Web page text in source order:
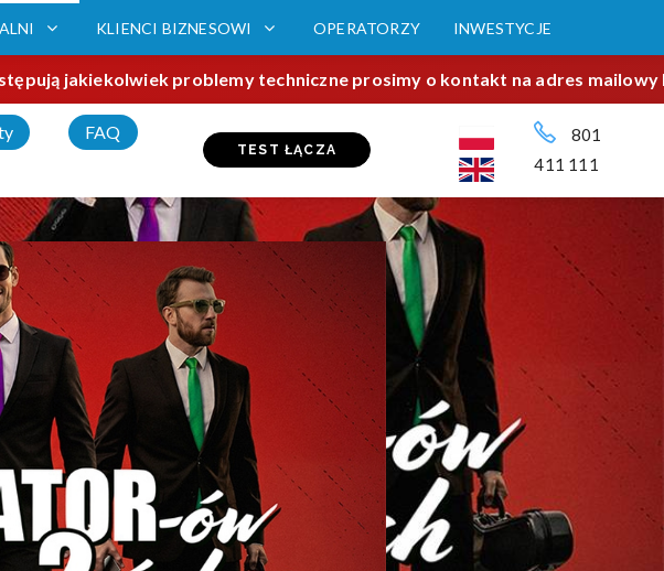
KLIENCI BIZNESOWI OPERATORZY INWESTYCJE
jakiekolwiek problemy techniczne prosimy o kontakt na adres mailowy
FAQ
TEST ŁĄCZA
801
411 111